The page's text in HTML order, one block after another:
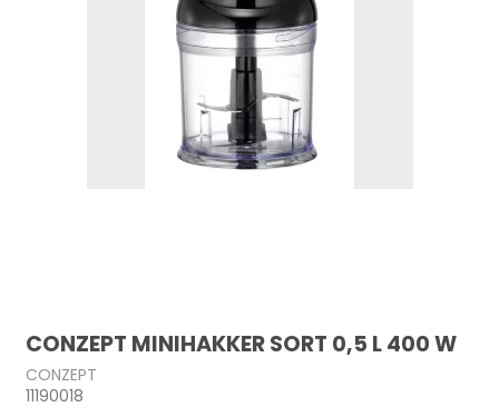
CONZEPT MINIHAKKER SORT 0,5 L 400 W
CONZEPT
11190018